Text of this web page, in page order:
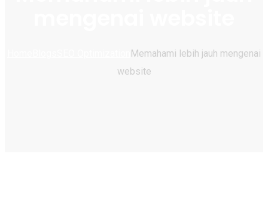
Memahami lebih jauh mengenai
website